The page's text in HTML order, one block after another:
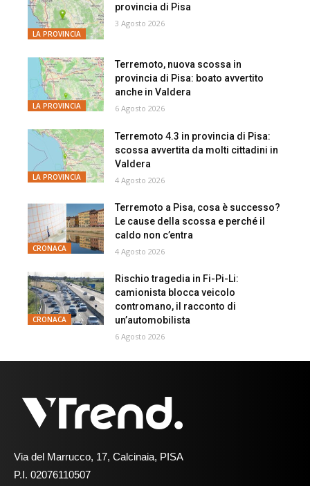
LA PROVINCIA
provincia di Pisa
3 Agosto 2026
LA PROVINCIA
Terremoto, nuova scossa in
provincia di Pisa: boato avvertito
anche in Valdera
6 Agosto 2026
LA PROVINCIA
Terremoto 4.3 in provincia di Pisa:
scossa avvertita da molti cittadini in
Valdera
4 Agosto 2026
CRONACA
Terremoto a Pisa, cosa è successo?
Le cause della scossa e perché il
caldo non c’entra
4 Agosto 2026
CRONACA
Rischio tragedia in Fi-Pi-Li:
camionista blocca veicolo
contromano, il racconto di
un’automobilista
6 Agosto 2026
Via del Marrucco, 17, Calcinaia, PISA
P.I. 02076110507